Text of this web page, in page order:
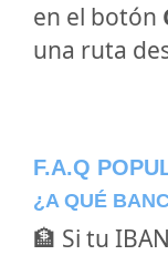
en el botón
una ruta
F.A.Q
¿A QUÉ
🏦 Si tu